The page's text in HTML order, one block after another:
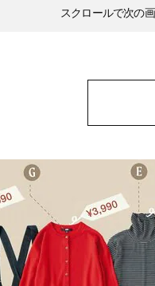
スクロールで次の